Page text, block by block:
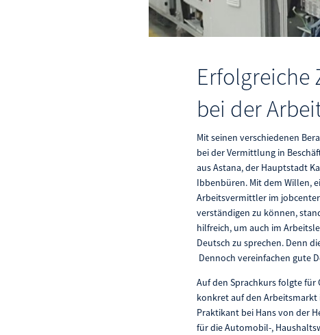
bei der
Mit seinen verschiedenen
bei der Vermittlung in
aus Astana, der Hauptstadt
Ibbenbüren. Mit dem Willen,
Arbeitsvermittler im
verständigen zu können,
hilfreich, um auch im
Deutsch zu sprechen. Denn
Dennoch vereinfachen gute
Auf den Sprachkurs folgte für
konkret auf den
Praktikant bei Hans von der
für die Automobil-,